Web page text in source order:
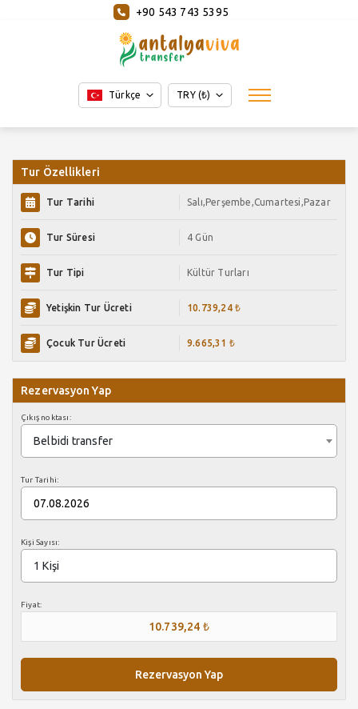
+90 543 743 5395
Türkçe TRY (₺)
Tur Özellikleri
Tur Tarihi Salı,Perşembe,Cumartesi,Pazar
Tur Süresi 4 Gün
Tur Tipi Kültür Turları
Yetişkin Tur Ücreti 10.739,24 ₺
Çocuk Tur Ücreti 9.665,31 ₺
Rezervasyon Yap
Çıkış noktası:
Belbidi transfer
Tur Tarihi:
Kişi Sayısı:
1 Kişi
Fiyat:
10.739,24 ₺
Rezervasyon Yap